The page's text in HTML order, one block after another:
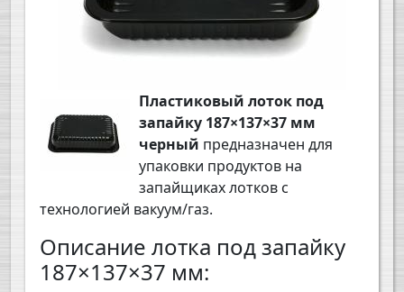
Пластиковый лоток под
запайку 187×137×37 мм
черный предназначен для
упаковки продуктов на
запайщиках лотков с
технологией вакуум/газ.
Описание лотка под запайку
187×137×37 мм: